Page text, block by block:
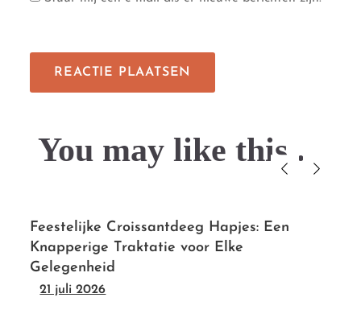
You may like this....
Feestelijke Croissantdeeg Hapjes: Een
Knapperige Traktatie voor Elke
Gelegenheid
21 juli 2026